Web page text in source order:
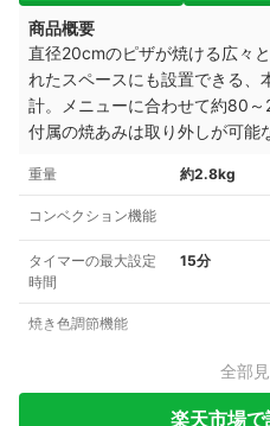
商品概要
直径20cmのピザが焼ける広々
れたスペースにも設置できる
計。メニューに合わせて約80
付属の焼あみは取り外しが可能
重量 約2.8kg
コンベクション機能
タイマーの最大設定
時間
15分
焼き色調節機能
全部
楽天市場